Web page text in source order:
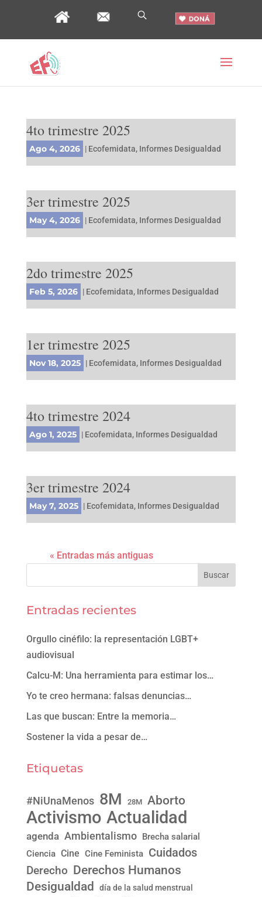
4to trimestre 2025
Ago 4, 2026 | Ecofemidata, Informes Desigualdad
3er trimestre 2025
May 4, 2026 | Ecofemidata, Informes Desigualdad
2do trimestre 2025
Feb 5, 2026 | Ecofemidata, Informes Desigualdad
1er trimestre 2025
Nov 18, 2025 | Ecofemidata, Informes Desigualdad
4to trimestre 2024
Ago 1, 2025 | Ecofemidata, Informes Desigualdad
3er trimestre 2024
May 7, 2025 | Ecofemidata, Informes Desigualdad
« Entradas más antiguas
Entradas recientes
Orgullo cinéfilo: la representación LGBT+
audiovisual
Calcu-M: Una herramienta para estimar los…
Yo te creo hermana: falsas denuncias…
Las que buscan: Entre la memoria…
Sostener la vida a pesar de…
Etiquetas
#NiUnaMenos 8M 28M Aborto
Activismo Actualidad
agenda Ambientalismo Brecha salarial
Ciencia Cine Cine Feminista Cuidados
Derecho Derechos Humanos
Desigualdad día de la salud menstrual